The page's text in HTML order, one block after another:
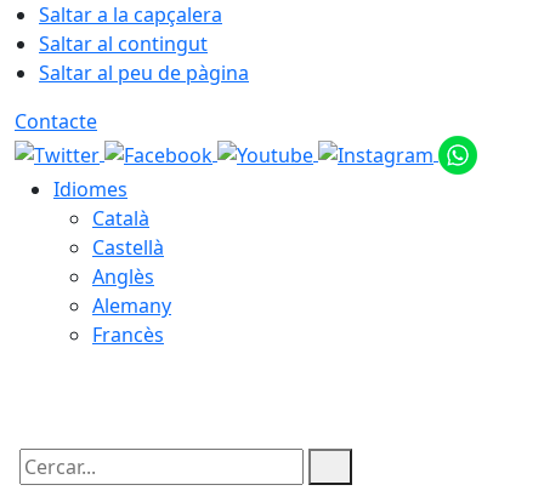
Saltar a la capçalera
Saltar al contingut
Saltar al peu de pàgina
Contacte
Idiomes
Català
Castellà
Anglès
Alemany
Francès
Cercar: